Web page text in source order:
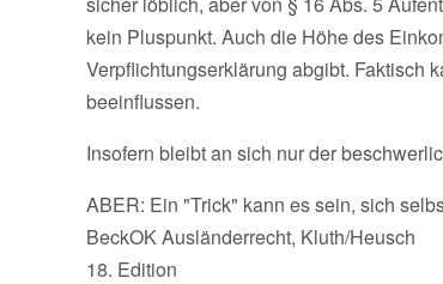
kein Pluspunkt. Auch die Höhe des
Verpflichtungserklärung abgibt. Faktisch
beeinflussen.
Insofern bleibt an sich nur der
ABER: Ein "Trick" kann es sein, sich
BeckOK Ausländerrecht, Kluth/Heusch
18. Edition